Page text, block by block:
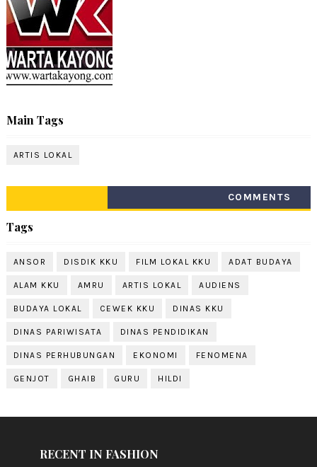
Main Tags
ARTIS LOKAL
COMMENTS
Tags
ANSOR DISDIK KKU FILM LOKAL KKU ADAT BUDAYA
ALAM KKU AMRU ARTIS LOKAL AUDIENS
BUDAYA LOKAL CEWEK KKU DINAS KKU
DINAS PARIWISATA DINAS PENDIDIKAN
DINAS PERHUBUNGAN EKONOMI FENOMENA
GENJOT GHAIB GURU HILDI
RECENT IN FASHION